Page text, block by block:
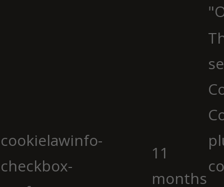
cookielawinfo-
checkbox-
11
months